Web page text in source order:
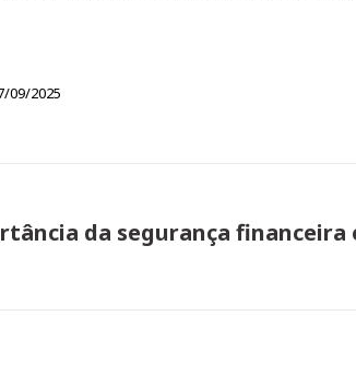
09/2025
da segurança financeira